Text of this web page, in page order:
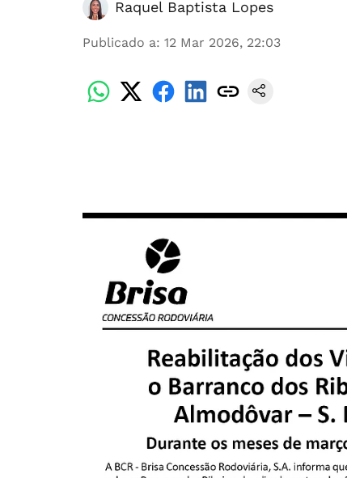
Raquel Baptista Lopes
Publicado a: 12 Mar 2026, 22:03